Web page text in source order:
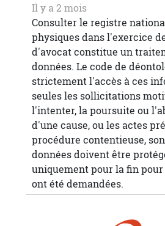
Il y a 2 mois
Consulter le registre
physiques dans l'exercice
d'avocat constitue un
données. Le code de
strictement l'accès à ces
seules les sollicitations
l'intenter, la poursuite ou
d'une cause, ou les actes
procédure contentieuse,
données doivent être
uniquement pour la fin
ont été demandées.